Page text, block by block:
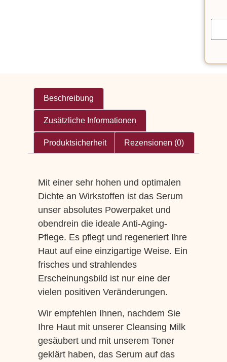
Beschreibung
Zusätzliche Informationen
Produktsicherheit Rezensionen (0)
Mit einer sehr hohen und optimalen
Dichte an Wirkstoffen ist das Serum
unser absolutes Powerpaket und
obendrein die ideale Anti-Aging-
Pflege. Es pflegt und regeneriert Ihre
Haut auf eine einzigartige Weise. Ein
frisches und strahlendes
Erscheinungsbild ist nur eine der
vielen positiven Veränderungen.
Wir empfehlen Ihnen, nachdem Sie
Ihre Haut mit unserer Cleansing Milk
gesäubert und mit unserem Toner
geklärt haben, das Serum auf das